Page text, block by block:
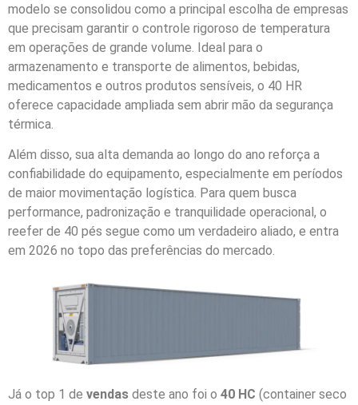
modelo se consolidou como a principal escolha de empresas
que precisam garantir o controle rigoroso de temperatura
em operações de grande volume. Ideal para o
armazenamento e transporte de alimentos, bebidas,
medicamentos e outros produtos sensíveis, o 40 HR
oferece capacidade ampliada sem abrir mão da segurança
térmica.
Além disso, sua alta demanda ao longo do ano reforça a
confiabilidade do equipamento, especialmente em períodos
de maior movimentação logística. Para quem busca
performance, padronização e tranquilidade operacional, o
reefer de 40 pés segue como um verdadeiro aliado, e entra
em 2026 no topo das preferências do mercado.
Já o top 1 de vendas deste ano foi o 40 HC (container seco